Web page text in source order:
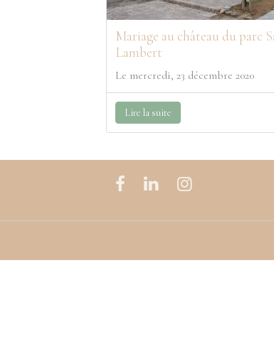
Mariage au château du parc
Lambert
Le mercredi, 23 décembre 2020
Lire la suite